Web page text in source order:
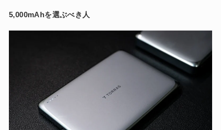
5,000mAhを選ぶべき人